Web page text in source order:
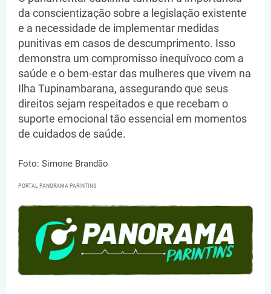
da conscientização sobre a legislação existente
e a necessidade de implementar medidas
punitivas em casos de descumprimento. Isso
demonstra um compromisso inequívoco com a
saúde e o bem-estar das mulheres que vivem na
Ilha Tupinambarana, assegurando que seus
direitos sejam respeitados e que recebam o
suporte emocional tão essencial em momentos
de cuidados de saúde.
Foto: Simone Brandão
PORTAL PANORAMA PARINTINS